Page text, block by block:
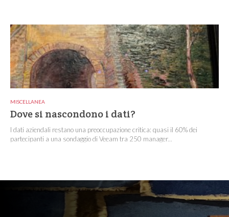
MISCELLANEA
Dove si nascondono i dati?
I dati aziendali restano una preoccupazione critica: quasi il 60% dei
partecipanti a una sondaggio di Veeam tra 250 manager...